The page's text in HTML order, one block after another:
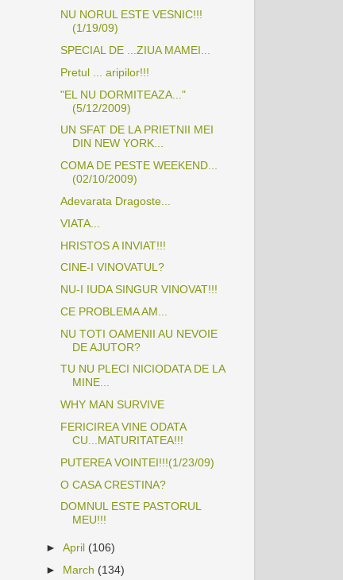
NU NORUL ESTE VESNIC!!!
(1/19/09)
SPECIAL DE ...ZIUA MAMEI...
Pretul ... aripilor!!!
"EL NU DORMITEAZA..."
(5/12/2009)
UN SFAT DE LA PRIETNII MEI
DIN NEW YORK...
COMA DE PESTE WEEKEND...
(02/10/2009)
Adevarata Dragoste...
VIATA...
HRISTOS A INVIAT!!!
CINE-I VINOVATUL?
NU-I IUDA SINGUR VINOVAT!!!
CE PROBLEMA AM...
NU TOTI OAMENII AU NEVOIE
DE AJUTOR?
TU NU PLECI NICIODATA DE LA
MINE...
WHY MAN SURVIVE
FERICIREA VINE ODATA
CU...MATURITATEA!!!
PUTEREA VOINTEI!!!(1/23/09)
O CASA CRESTINA?
DOMNUL ESTE PASTORUL
MEU!!!
►April (106)
► March (134)